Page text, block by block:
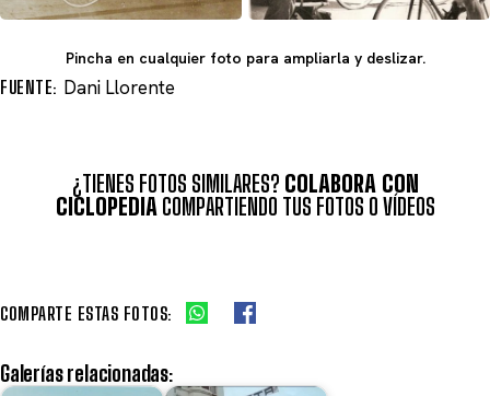
Pincha en cualquier foto para ampliarla y deslizar.
FUENTE: Dani Llorente
¿TIENES FOTOS SIMILARES? COLABORA CON
CICLOPEDIACOMPARTIENDO TUS FOTOS O VÍDEOS
COMPARTE ESTAS FOTOS:
Galerías relacionadas: